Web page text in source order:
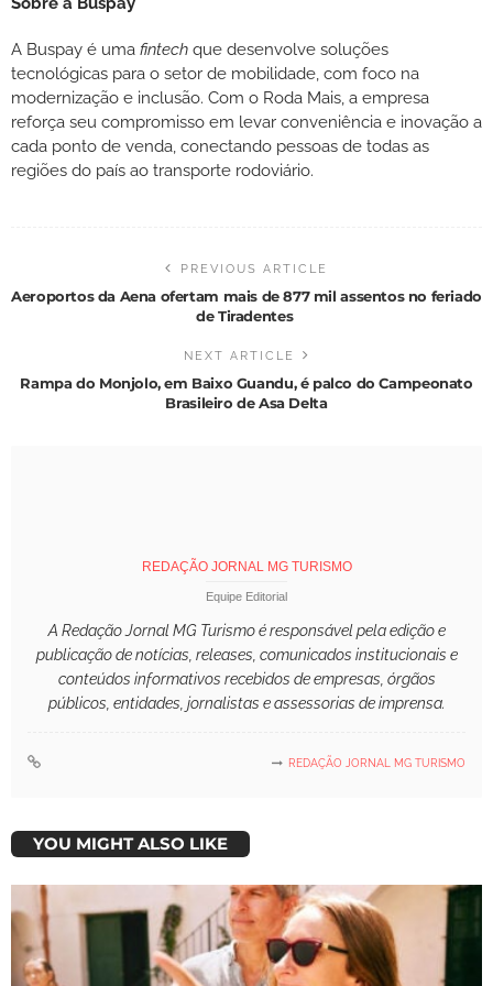
A Buspay é uma fintech que desenvolve soluções
tecnológicas para o setor de mobilidade, com foco na
modernização e inclusão. Com o Roda Mais, a empresa
reforça seu compromisso em levar conveniência e inovação a
cada ponto de venda, conectando pessoas de todas as
regiões do país ao transporte rodoviário.
PREVIOUS ARTICLE
Aeroportos da Aena ofertam mais de 877 mil assentos no feriado
de Tiradentes
NEXT ARTICLE
Rampa do Monjolo, em Baixo Guandu, é palco do Campeonato
Brasileiro de Asa Delta
REDAÇÃO JORNAL MG TURISMO
Equipe Editorial
A Redação Jornal MG Turismo é responsável pela edição e
publicação de notícias, releases, comunicados institucionais e
conteúdos informativos recebidos de empresas, órgãos
públicos, entidades, jornalistas e assessorias de imprensa.
REDAÇÃO JORNAL MG TURISMO
YOU MIGHT ALSO LIKE